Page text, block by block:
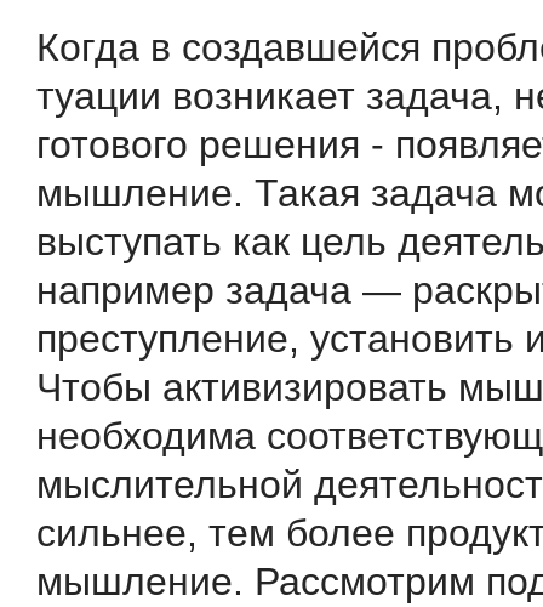
Когда в создавшейся
туации возникает задача,
готового решения -
мышление. Такая задача
выступать как цель
например задача —
преступление, установить
Чтобы активизи­ровать
необходима
мыслительной
сильнее, тем более
мышление. Рассмотрим